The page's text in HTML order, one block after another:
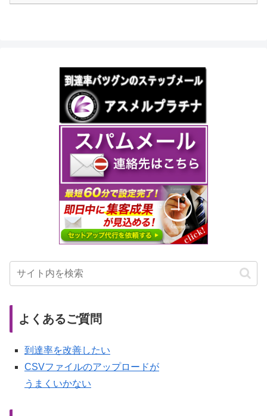
よくあるご質問
到達率を改善したい
CSVファイルのアップロードが
うまくいかない